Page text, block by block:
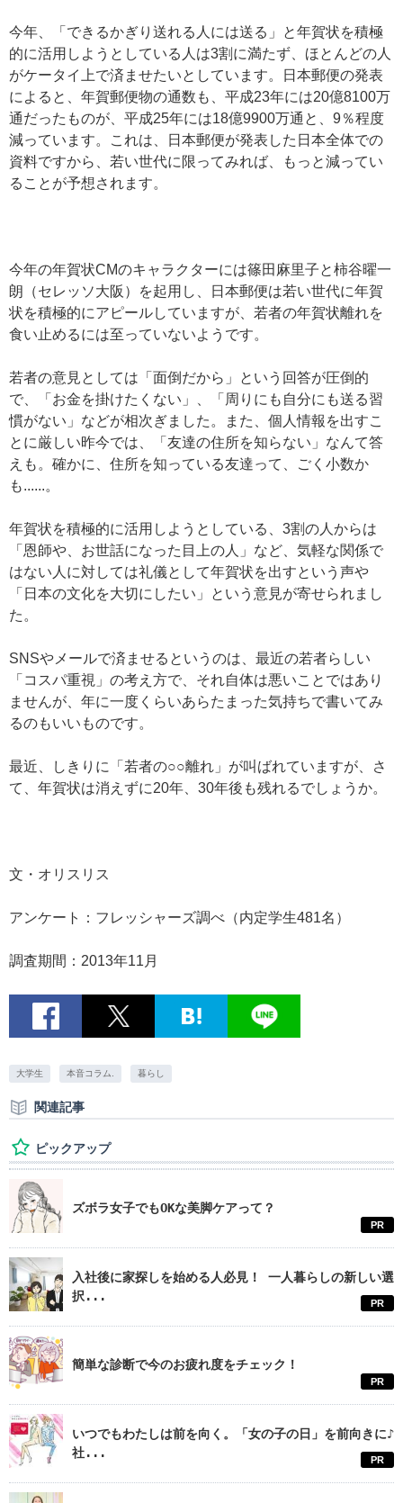
今年、「できるかぎり送れる人には送る」と年賀状を積極
的に活用しようとしている人は3割に満たず、ほとんどの人
がケータイ上で済ませたいとしています。日本郵便の発表
によると、年賀郵便物の通数も、平成23年には20億8100万
通だったものが、平成25年には18億9900万通と、9％程度
減っています。これは、日本郵便が発表した日本全体での
資料ですから、若い世代に限ってみれば、もっと減ってい
ることが予想されます。
今年の年賀状CMのキャラクターには篠田麻里子と柿谷曜一
朗（セレッソ大阪）を起用し、日本郵便は若い世代に年賀
状を積極的にアピールしていますが、若者の年賀状離れを
食い止めるには至っていないようです。
若者の意見としては「面倒だから」という回答が圧倒的
で、「お金を掛けたくない」、「周りにも自分にも送る習
慣がない」などが相次ぎました。また、個人情報を出すこ
とに厳しい昨今では、「友達の住所を知らない」なんて答
えも。確かに、住所を知っている友達って、ごく小数か
も......。
年賀状を積極的に活用しようとしている、3割の人からは
「恩師や、お世話になった目上の人」など、気軽な関係で
はない人に対しては礼儀として年賀状を出すという声や
「日本の文化を大切にしたい」という意見が寄せられまし
た。
SNSやメールで済ませるというのは、最近の若者らしい
「コスパ重視」の考え方で、それ自体は悪いことではあり
ませんが、年に一度くらいあらたまった気持ちで書いてみ
るのもいいものです。
最近、しきりに「若者の○○離れ」が叫ばれていますが、さ
て、年賀状は消えずに20年、30年後も残れるでしょうか。
文・オリスリス
アンケート：フレッシャーズ調べ（内定学生481名）
調査期間：2013年11月
大学生 本音コラム. 暮らし
関連記事
ピックアップ
ズボラ女子でもOKな美脚ケアって？
PR
入社後に家探しを始める人必見！ 一人暮らしの新しい選
択...
PR
簡単な診断で今のお疲れ度をチェック！
PR
いつでもわたしは前を向く。「女の子の日」を前向きに♪
社...
PR